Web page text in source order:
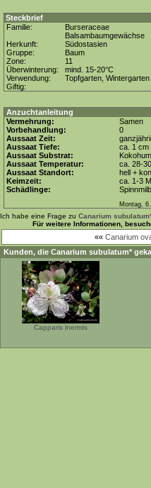
Steckbrief
Familie:
Burseraceae
Balsambaumgewächse
Herkunft:
Südostasien
Gruppe:
Baum
Zone:
11
Überwinterung:
mind. 15-20°C
Verwendung:
Topfgarten, Wintergarten
Giftig:
Anzuchtanleitung
Vermehrung:
Samen
Vorbehandlung:
0
Aussaat Zeit:
Aussaat Tiefe:
ca. 1 cm
Aussaat Substrat:
Aussaat Temperatur:
ca. 28-
Aussaat Standort:
hell +
Keimzeit:
ca. 1-3
Schädlinge:
Montag,
Ich habe eine Frage zu Canarium
Für weitere Informationen,
«« Canarium
Kunden, die Canarium subulatum*
Capparis inermis